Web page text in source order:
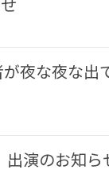
夜な夜な出
出演のお知ら